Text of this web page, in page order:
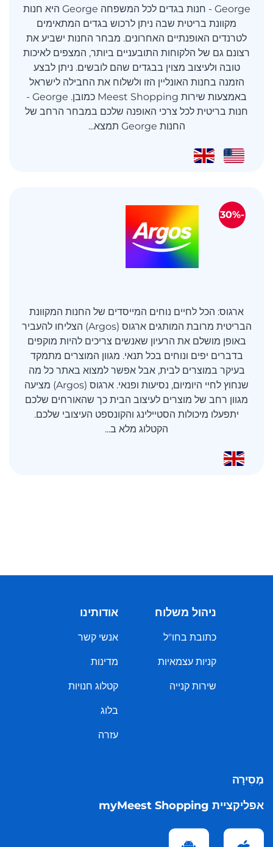
George - חנות בגדים לכל המשפחה George היא חנות
מקוונת בריטית שבה ניתן לרכוש בגדים המתאימים
לטרנדים האופנתיים האחרונים. מבחר החנות ישביע את
רצונם גם של הלקוחות התובעניים ביותר, המצפים לאיכות
טובה ולעיצוב מצוין בבגדים שהם לובשים. ניתן לבצע
הזמנה בחנות האונליין הזו ולשלוח את החבילה לישראל
באמצעות שירות Meest Shopping כמובן. George -
חנות בריטית לכל צרכי האופנה שלכם במבחר הרחב של
החנות George תמצא...
ארגוס: הכל לחיים נוחים המייסדים של החנות המקוונת
הבריטית מרובת המותגים ארגוס (Argos) הצליחו להעביר
באופן מושלם את הרעיון שאנשים צריכים להיות מוקפים
בדברים יפים ונוחים בכל תנאי. מגוון המוצרים מתמקד
בעיקר במוצרים לבית, אבל אפשר למצוא באתר כל מה
שנחוץ לחיי היומיום, נסיעות ופנאי. ארגוס (Argos) מציעה
מגוון רחב של מוצרים לעיצוב הבית כך שהאורחים שלכם
יתפעלו מיכולות הסטיילינג והקונספט העיצובי שלכם.
הקטלוג מלא ב...
-30%
ניהול משלוח
כתובת בחו"ל
קניות עצמאיות
שירות קנייה
אודותינו
אנשי קשר
מדינות
קטלוג חנויות
בלוג
עזרה
מְסִירָה
אפליקציית myMeest Shopping